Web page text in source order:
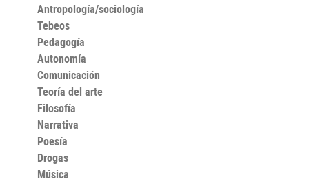
Antropología/sociología
Tebeos
Pedagogía
Autonomía
Comunicación
Teoría del arte
Filosofía
Narrativa
Poesía
Drogas
Música